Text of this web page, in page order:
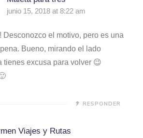
junio 15, 2018 at 8:22 am
Desconozco el motivo, pero es una
Bueno, mirando el lado
tienes excusa para volver 😉
RESPONDER
Viajes y Rutas